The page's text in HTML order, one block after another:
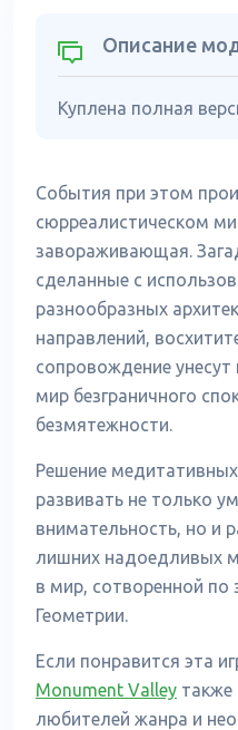
Описание
Куплена полная
События при этом
сюрреалистическом
завораживающая.
сделанные с
разнообразных
направлений,
сопровождение
мир безграничного
безмятежности.
Решение
развивать не только
внимательность, но и
лишних надоедливых
в мир, сотворенной
Геометрии.
Если понравится эта
Monument Valley
любителей жанра и